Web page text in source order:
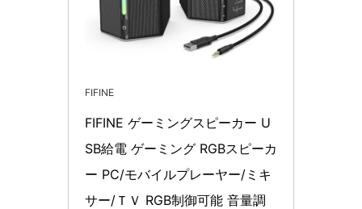
FIFINE
FIFINE ゲーミングスピーカー U
SB給電 ゲーミング RGBスピーカ
ー PC/モバイルプレーヤー/ミキ
サー/ＴＶ RGB制御可能 音量調